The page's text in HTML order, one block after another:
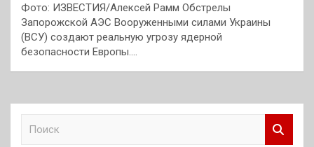
Фото: ИЗВЕСТИЯ/Алексей Рамм Обстрелы
Запорожской АЭС Вооруженными силами Украины
(ВСУ) создают реальную угрозу ядерной
безопасности Европы.…